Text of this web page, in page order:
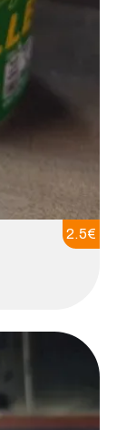
2.5€